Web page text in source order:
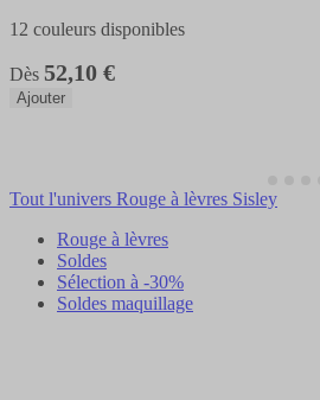
12 couleurs disponibles
Dès 52,10 €
Ajouter
Tout l'univers Rouge à lèvres Sisley
Rouge à lèvres
Soldes
Sélection à -30%
Soldes maquillage